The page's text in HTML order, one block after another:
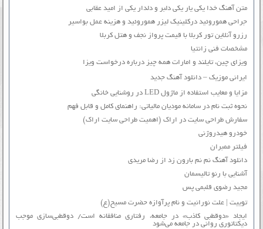
متن آهنگ خدا یکی یار یکی دلبر و دلدار یکی از امید عقابی
جراحی هموروئید درکلینیک لیزر هموروئید و هزینه عمل بواسیر
رزرو آنلاین تور کربلا با قیمت پرواز نجف و هتل کربلا
مشخصات فنی زانتیا
ویزای چین، تایلند و امارات همه چیز درباره درخواست ویزا
ایرانی موزیک – دانلود آهنگ جدید
مزایا و معایب استفاده از ماژول LED در روشنایی خانگی
نحوه ثبت نام در سامانه مودیان مالیاتی: راهنمای کامل و قابل فهم
سفارش طراحی سایت در اراک (اهمیت طراحی سایت اراک)
خودرو هیدروژنی
فیلتر ممبران
دانلود آهنگ نم نم بارون زد از رضا مریدی
آشنایی با رنو تالیسمان
مجید رضوی قلبمی پس
توییت | علت نورانیت و نام پرآوازه حضرت مسیح(ع)
ایجاد «دوقطبی کاذب» در جامعه، رفتاری منافقانه است/ دوقطبی‌سازی موجب
دیکتاتوری روانی در جامعه می‌شود